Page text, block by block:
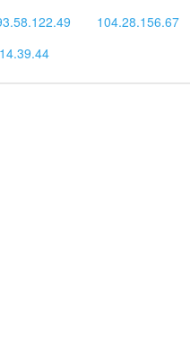
104.28.156.67